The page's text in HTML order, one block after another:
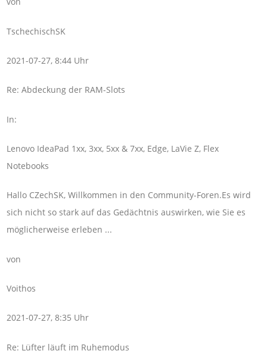
TschechischSK
2021-07-27, 8:44 Uhr
Re: Abdeckung der RAM-Slots
In:
Lenovo IdeaPad 1xx, 3xx, 5xx & 7xx, Edge, LaVie Z, Flex
Notebooks
Hallo CZechSK, Willkommen in den Community-Foren.Es wird
sich nicht so stark auf das Gedächtnis auswirken, wie Sie es
möglicherweise erleben ...
von
Voithos
2021-07-27, 8:35 Uhr
Re: Lüfter läuft im Ruhemodus